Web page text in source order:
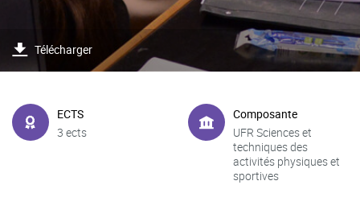
Télécharger
ECTS
3 ects
Composante
UFR Sciences et
techniques des
activités physiques et
sportives